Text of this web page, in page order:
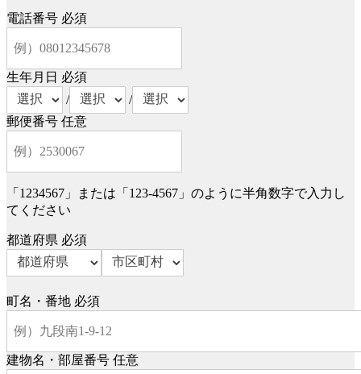
電話番号 必須
生年月日 必須
/
/
郵便番号 任意
「1234567」または「123-4567」のように半角数字で入力し
てください
都道府県 必須
町名・番地 必須
建物名・部屋番号 任意